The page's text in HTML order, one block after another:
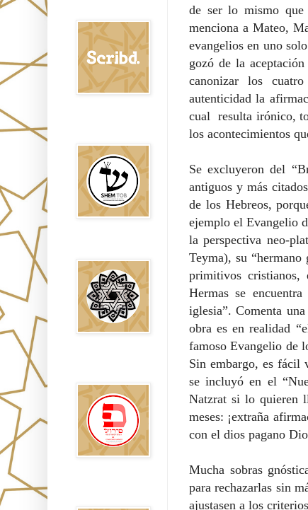
de ser lo mismo que
menciona a Mateo,
evangelios en uno
gozó de la
canonizar los
autenticidad la
cual resulta irónico,
los acontecimientos
Se excluyeron del
antiguos y más
de los Hebreos,
ejemplo el Evangelio
la perspectiva neo-
Teyma), su
primitivos cristianos,
Hermas se
iglesia”. Comenta
obra es en realidad
famoso Evangelio de
Sin embargo, es fácil
se incluyó en el
Natzrat si lo quieren
meses: ¡extraña
con el dios pagano
Mucha sobras
para rechazarlas sin
ajustasen a los